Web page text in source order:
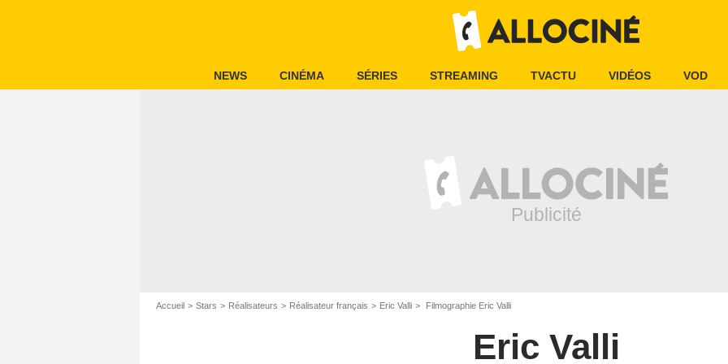
NEWS CINÉMA SÉRIES STREAMING TVACTU VIDÉOS VOD
Accueil Stars Réalisateurs Réalisateur français Eric Valli Filmographie Eric Valli
Eric Valli